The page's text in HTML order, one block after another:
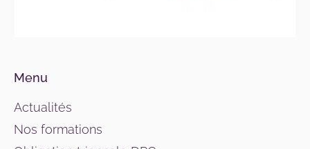
Menu
Actualités
Nos formations